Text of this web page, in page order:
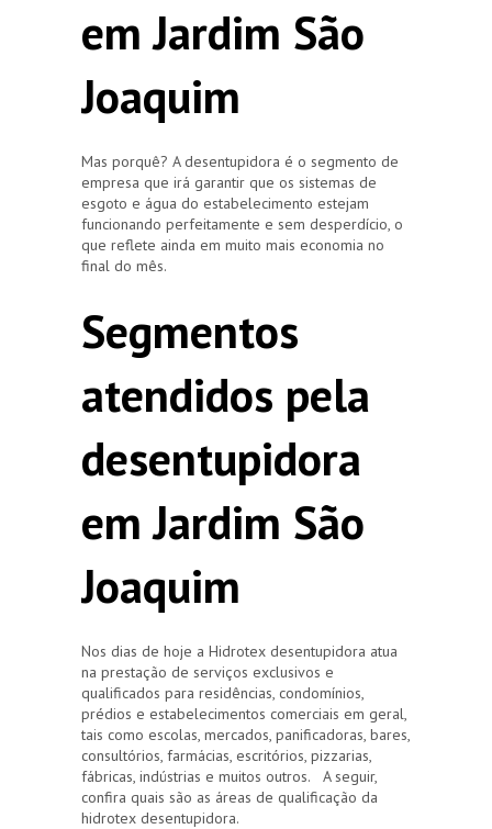
em Jardim São
Joaquim
Mas porquê? A desentupidora é o segmento de
empresa que irá garantir que os sistemas de
esgoto e água do estabelecimento estejam
funcionando perfeitamente e sem desperdício, o
que reflete ainda em muito mais economia no
final do mês.
Segmentos
atendidos pela
desentupidora
em Jardim São
Joaquim
Nos dias de hoje a Hidrotex desentupidora atua
na prestação de serviços exclusivos e
qualificados para residências, condomínios,
prédios e estabelecimentos comerciais em geral,
tais como escolas, mercados, panificadoras, bares,
consultórios, farmácias, escritórios, pizzarias,
fábricas, indústrias e muitos outros. A seguir,
confira quais são as áreas de qualificação da
hidrotex desentupidora.